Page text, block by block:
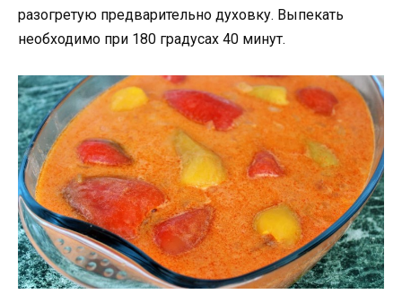
разогретую предварительно духовку. Выпекать
необходимо при 180 градусах 40 минут.